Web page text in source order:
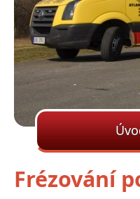
Frézování